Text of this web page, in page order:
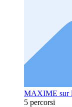
MAXIME sur
5 percorsi